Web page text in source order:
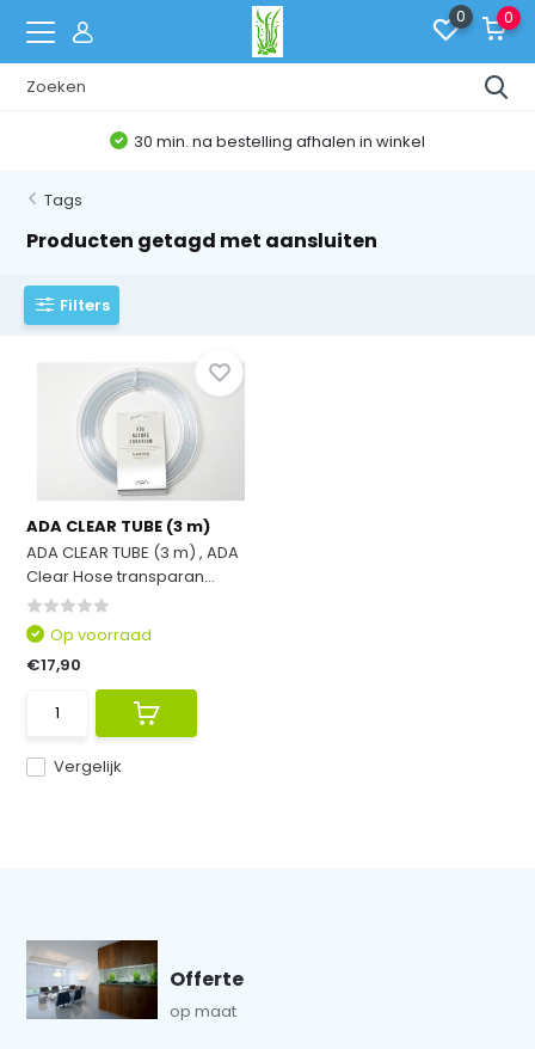
0 0
30 min. na bestelling afhalen in winkel
Tags
Producten getagd met aansluiten
Filters
ADA CLEAR TUBE (3 m)
ADA CLEAR TUBE (3 m) , ADA
Clear Hose transparan...
Vergelijk
Op voorraad
€17,90
Offerte
op maat